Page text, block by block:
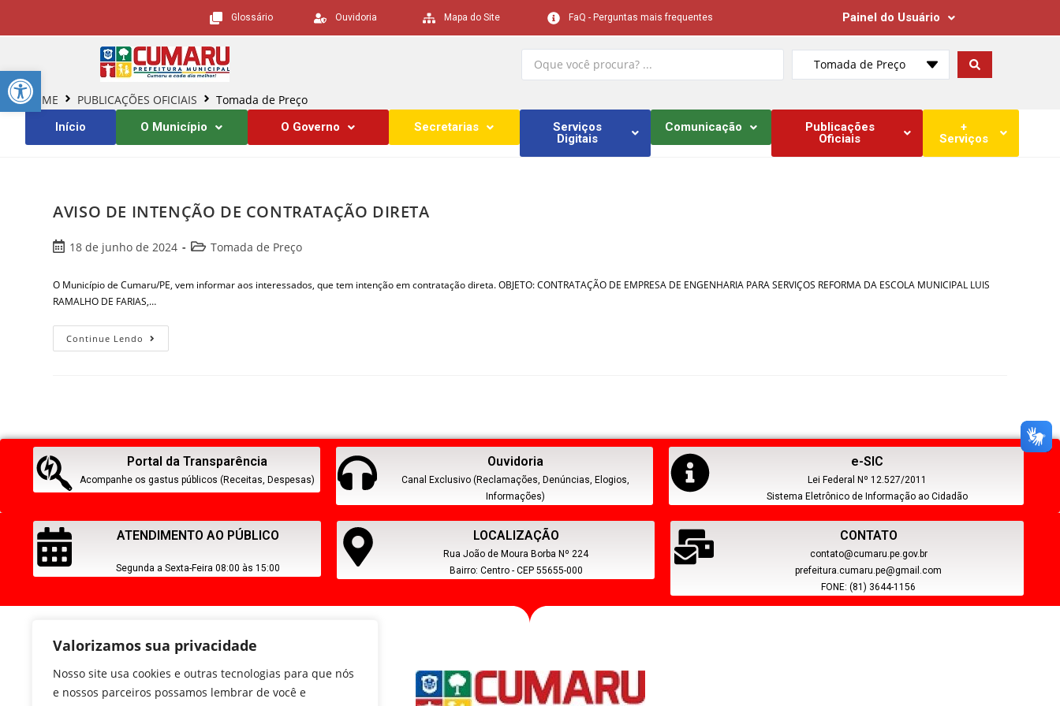
Barra de Ferramentas Aberta
Valorizamos sua privacidade
Nosso site usa cookies e outras tecnologias para que nós
e nossos parceiros possamos lembrar de você e
Glossário Ouvidoria Mapa do Site FaQ - Perguntas mais frequentes Painel do Usuário
Tomada de Preço
HOME PUBLICAÇÕES OFICIAIS Tomada de Preço
Início O Município O Governo Secretarias
Serviços
Digitais
Comunicação
Publicações
Oficiais
+
Serviços
AVISO DE INTENÇÃO DE CONTRATAÇÃO DIRETA
18 de junho de 2024 Tomada de Preço
O Município de Cumaru/PE, vem informar aos interessados, que tem intenção em contratação direta. OBJETO: CONTRATAÇÃO DE EMPRESA DE ENGENHARIA PARA SERVIÇOS REFORMA DA ESCOLA MUNICIPAL LUIS
RAMALHO DE FARIAS,…
Continue Lendo
Portal da Transparência
Acompanhe os gastus públicos (Receitas, Despesas)
Ouvidoria
Canal Exclusivo (Reclamações, Denúncias, Elogios,
Informações)
e-SIC
Lei Federal Nº 12.527/2011
Sistema Eletrônico de Informação ao Cidadão
ATENDIMENTO AO PÚBLICO
Segunda a Sexta-Feira 08:00 às 15:00
LOCALIZAÇÃO
Rua João de Moura Borba Nº 224
Bairro: Centro - CEP 55655-000
CONTATO
contato@cumaru.pe.gov.br
prefeitura.cumaru.pe@gmail.com
FONE: (81) 3644-1156